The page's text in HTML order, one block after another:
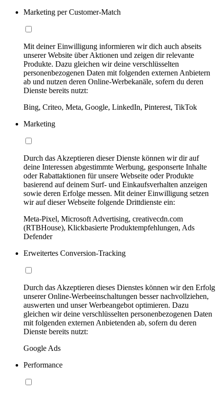
Marketing per Customer-Match
Mit deiner Einwilligung informieren wir dich auch abseits
unserer Website über Aktionen und zeigen dir relevante
Produkte. Dazu gleichen wir deine verschlüsselten
personenbezogenen Daten mit folgenden externen Anbietern
ab und nutzen deren Online-Werbekanäle, sofern du deren
Dienste bereits nutzt:
Bing, Criteo, Meta, Google, LinkedIn, Pinterest, TikTok
Marketing
Durch das Akzeptieren dieser Dienste können wir dir auf
deine Interessen abgestimmte Werbung, gesponserte Inhalte
oder Rabattaktionen für unsere Webseite oder Produkte
basierend auf deinem Surf- und Einkaufsverhalten anzeigen
sowie deren Erfolge messen. Mit deiner Einwilligung setzen
wir auf dieser Webseite folgende Drittdienste ein:
Meta-Pixel, Microsoft Advertising, creativecdn.com
(RTBHouse), Klickbasierte Produktempfehlungen, Ads
Defender
Erweitertes Conversion-Tracking
Durch das Akzeptieren dieses Dienstes können wir den Erfolg
unserer Online-Werbeeinschaltungen besser nachvollziehen,
auswerten und unser Werbeangebot optimieren. Dazu
gleichen wir deine verschlüsselten personenbezogenen Daten
mit folgenden externen Anbietenden ab, sofern du deren
Dienste bereits nutzt:
Google Ads
Performance